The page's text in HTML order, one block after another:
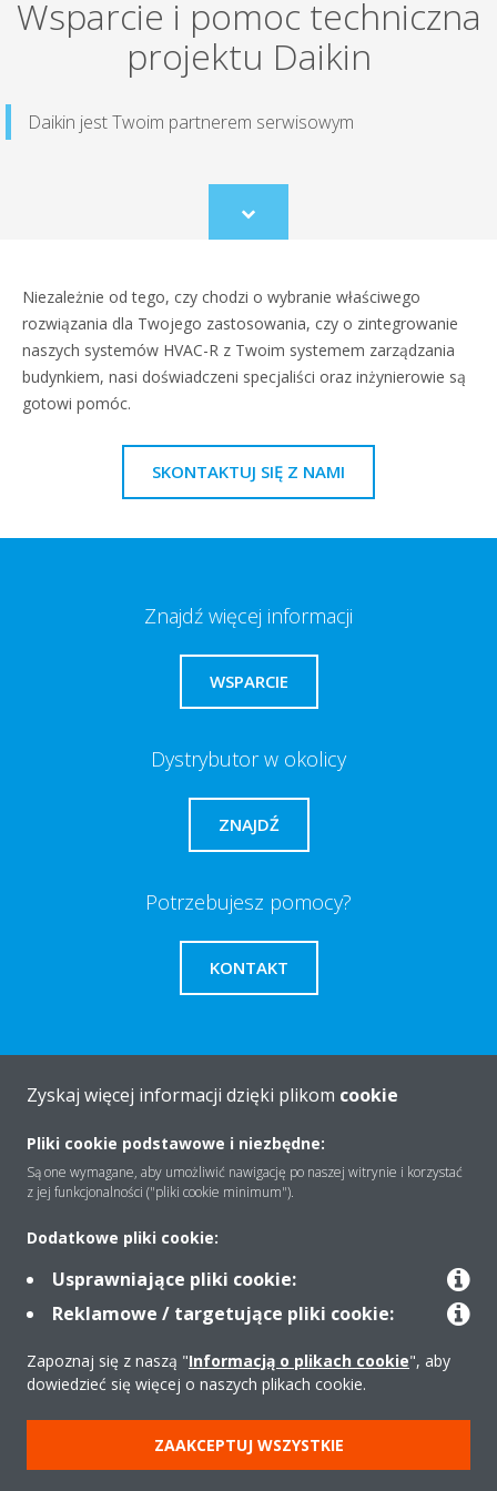
Wsparcie i pomoc techniczna
projektu Daikin
Daikin jest Twoim partnerem serwisowym
Scroll
to
Niezależnie od tego, czy chodzi o wybranie właściwego
rozwiązania dla Twojego zastosowania, czy o zintegrowanie
naszych systemów HVAC-R z Twoim systemem zarządzania
budynkiem, nasi doświadczeni specjaliści oraz inżynierowie są
gotowi pomóc.
SKONTAKTUJ SIĘ Z NAMI
Znajdź więcej informacji
WSPARCIE
Dystrybutor w okolicy
ZNAJDŹ
Potrzebujesz pomocy?
KONTAKT
O firmie
Rozwiązania
Kontakt
Produkty
Copyright © Daikin
Zastrzeżenia prawne
Cookies Polityka Ochrony Danych
Zyskaj więcej informacji dzięki plikom cookie
Pliki cookie podstawowe i niezbędne:
Są one wymagane, aby umożliwić nawigację po naszej witrynie i korzystać
z jej funkcjonalności ("pliki cookie minimum").
Dodatkowe pliki cookie:
Usprawniające pliki cookie:
Reklamowe / targetujące pliki cookie:
Zapoznaj się z naszą "Informacją o plikach cookie", aby
dowiedzieć się więcej o naszych plikach cookie.
ZAAKCEPTUJ WSZYSTKIE